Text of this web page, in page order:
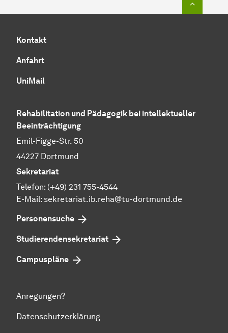
Kontakt
Anfahrt
UniMail
Rehabilitation und Pädagogik bei intellektueller
Beeinträchtigung
Emil-Figge-Str. 50
44227 Dortmund
Sekretariat
Telefon: (+49) 231 755-4544
E-Mail: sekretariat.ib.reha@tu-dortmund.de
Personensuche
Studierendensekretariat
Campuspläne
Anregungen?
Datenschutzerklärung